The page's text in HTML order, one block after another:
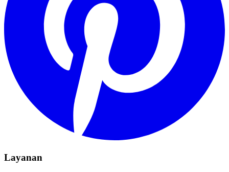
Layanan